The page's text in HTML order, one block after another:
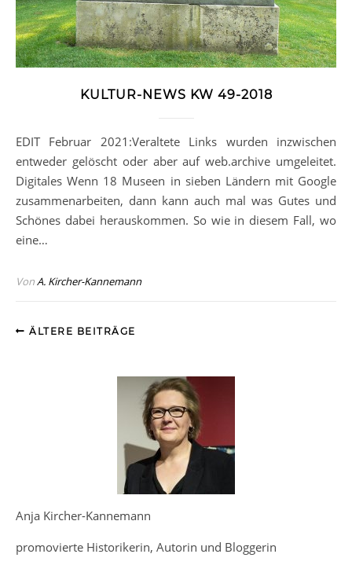
KULTUR-NEWS KW 49-2018
EDIT Februar 2021:Veraltete Links wurden inzwischen
entweder gelöscht oder aber auf web.archive umgeleitet.
Digitales Wenn 18 Museen in sieben Ländern mit Google
zusammenarbeiten, dann kann auch mal was Gutes und
Schönes dabei herauskommen. So wie in diesem Fall, wo
eine…
VonA. Kircher-Kannemann
ÄLTERE BEITRÄGE
Anja Kircher-Kannemann
promovierte Historikerin, Autorin und Bloggerin